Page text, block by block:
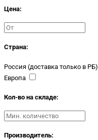
Цена:
Страна:
Россия (доставка только в РБ)
Европа
Кол-во на складе:
Производитель: